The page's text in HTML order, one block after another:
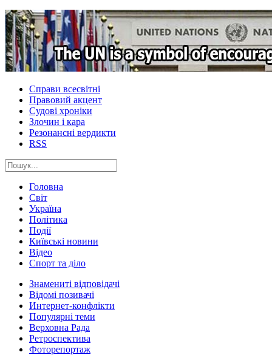
Справи всесвітні
Правовий акцент
Судові хроніки
Злочин і кара
Резонансні вердикти
RSS
Головна
Світ
Україна
Політика
Події
Київські новини
Відео
Спорт та діло
Знамениті відповідачі
Відомі позивачі
Интернет-конфлікти
Популярні теми
Верховна Рада
Ретроспектива
Фоторепортаж